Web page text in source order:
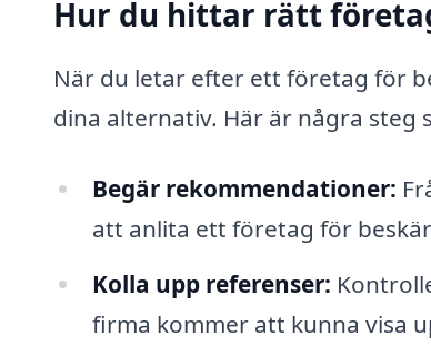
Hur du hittar rätt
När du letar efter ett företag för
dina alternativ. Här är några
Begär rekommendationer:
att anlita ett företag för
Kolla upp referenser:
firma kommer att kunna visa